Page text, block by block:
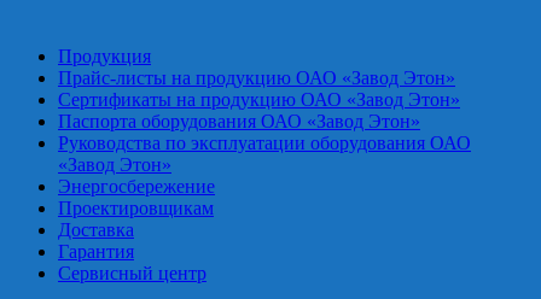
Продукция
Прайс-листы на продукцию ОАО «Завод Этон»
Сертификаты на продукцию ОАО «Завод Этон»
Паспорта оборудования ОАО «Завод Этон»
Руководства по эксплуатации оборудования ОАО
«Завод Этон»
Энергосбережение
Проектировщикам
Доставка
Гарантия
Сервисный центр